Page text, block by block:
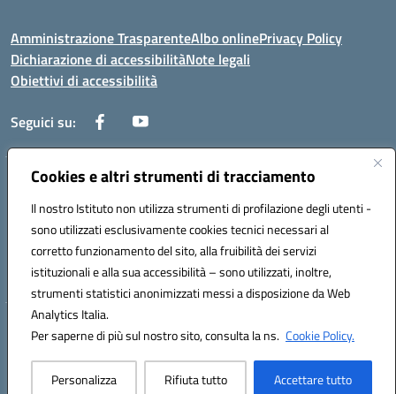
Cookies e altri strumenti di tracciamento
Il nostro Istituto non utilizza strumenti di profilazione degli utenti -
sono utilizzati esclusivamente cookies tecnici necessari al
corretto funzionamento del sito, alla fruibilità dei servizi
istituzionali e alla sua accessibilità – sono utilizzati, inoltre,
strumenti statistici anonimizzati messi a disposizione da Web
Analytics Italia.
Per saperne di più sul nostro sito, consulta la ns. Cookie Policy.
Personalizza Rifiuta tutto Accettare tutto
Amministrazione TrasparenteAlbo onlinePrivacy Policy
Dichiarazione di accessibilitàNote legali
Obiettivi di accessibilità
Seguici su:
Corso Roma, 1 71100 FOGGIA (FG)
Codice meccanografico: FGPM03000E
Mail: FGPM03000E@istruzione.it - PEC:
FGPM03000E@pec.istruzione.it
Codice fiscale: 80002240713
Hosting & Powered by 3D Solution S.r.l.
Concept & Design by Designers Italia